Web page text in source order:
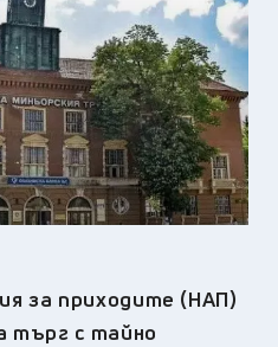
за приходите (НАП)
търг с тайно